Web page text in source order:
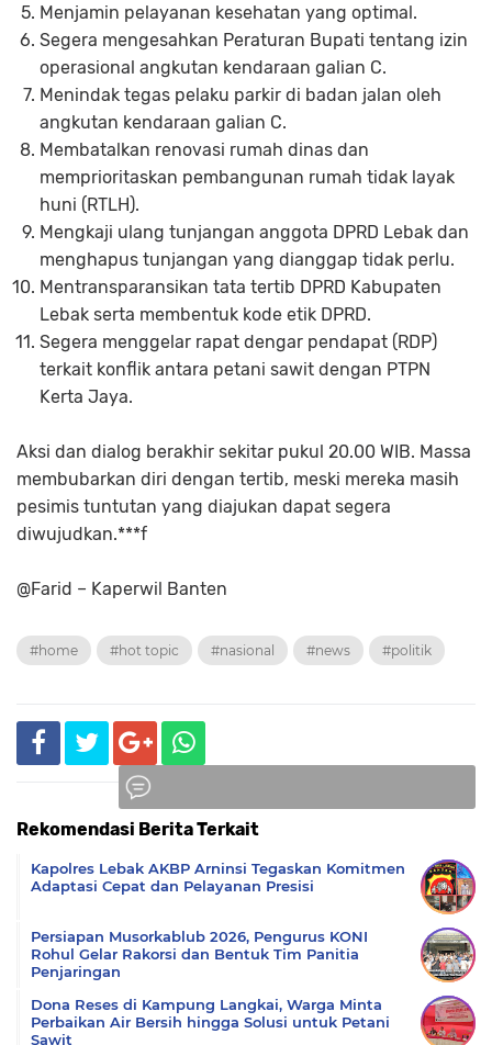
Menjamin pelayanan kesehatan yang optimal.
Segera mengesahkan Peraturan Bupati tentang izin
operasional angkutan kendaraan galian C.
Menindak tegas pelaku parkir di badan jalan oleh
angkutan kendaraan galian C.
Membatalkan renovasi rumah dinas dan
memprioritaskan pembangunan rumah tidak layak
huni (RTLH).
Mengkaji ulang tunjangan anggota DPRD Lebak dan
menghapus tunjangan yang dianggap tidak perlu.
Mentransparansikan tata tertib DPRD Kabupaten
Lebak serta membentuk kode etik DPRD.
Segera menggelar rapat dengar pendapat (RDP)
terkait konflik antara petani sawit dengan PTPN
Kerta Jaya.
Aksi dan dialog berakhir sekitar pukul 20.00 WIB. Massa
membubarkan diri dengan tertib, meski mereka masih
pesimis tuntutan yang diajukan dapat segera
diwujudkan.***f
@Farid – Kaperwil Banten
#home #hot topic #nasional #news #politik
Rekomendasi Berita Terkait
Kapolres Lebak AKBP Arninsi Tegaskan Komitmen
Adaptasi Cepat dan Pelayanan Presisi
Persiapan Musorkablub 2026, Pengurus KONI
Rohul Gelar Rakorsi dan Bentuk Tim Panitia
Penjaringan
Dona Reses di Kampung Langkai, Warga Minta
Perbaikan Air Bersih hingga Solusi untuk Petani
Sawit